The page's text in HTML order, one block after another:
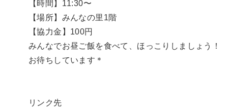
【時間】11:30〜
【場所】みんなの里1階
【協力金】100円
みんなでお昼ご飯を食べて、ほっこりしましょう！
お待ちしています＊
リンク先